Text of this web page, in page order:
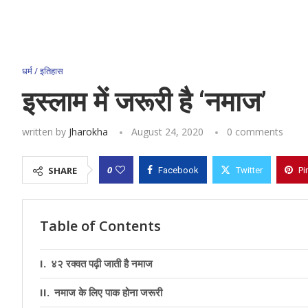
धर्म / इतिहास
इस्‍लाम में जरूरी है ‘नमाज’
written by Jharokha August 24, 2020 0 comments
SHARE 0 Facebook Twitter
Table of Contents
४२ रक्‍वत पढ़ी जाती है नमाज
नमाज के लिए पाक होना जरूरी